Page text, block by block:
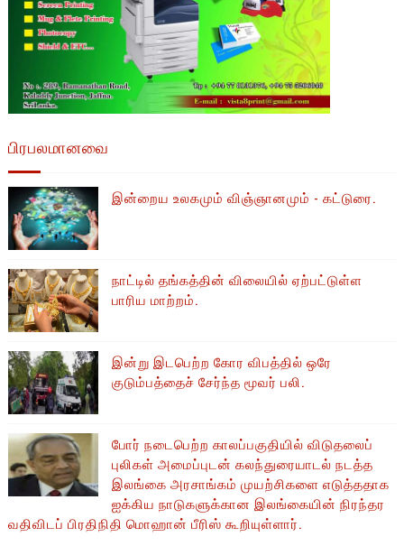
பிரபலமானவை
இன்றைய உலகமும் விஞ்ஞானமும் - கட்டுரை.
நாட்டில் தங்கத்தின் விலையில் ஏற்பட்டுள்ள
பாரிய மாற்றம்.
இன்று இடபெற்ற கோர விபத்தில் ஒரே
குடும்பத்தைச் சேர்ந்த மூவர் பலி.
போர் நடைபெற்ற காலப்பகுதியில் ​​விடுதலைப்
புலிகள் அமைப்புடன் கலந்துரையாடல் நடத்த
இலங்கை அரசாங்கம் முயற்சிகளை எடுத்ததாக
ஐக்கிய நாடுகளுக்கான இலங்கையின் நிரந்தர
வதிவிடப் பிரதிநிதி மொஹான் பீரிஸ் கூறியுள்ளார்.